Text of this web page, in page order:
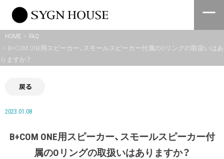
content
HOME
FAQ
B+COM ONE用スピーカー、スモールスピーカー付属のOリングの取扱いはあ
りますか？
戻る
2023.01.08
B+COM ONE用スピーカー、スモールスピーカー付
属のOリングの取扱いはありますか？